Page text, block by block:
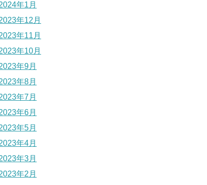
年1月
年12月
年11月
年10月
年9月
年8月
年7月
年6月
年5月
年4月
年3月
年2月